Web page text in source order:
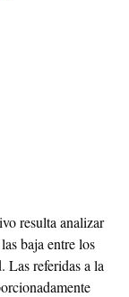
resulta analizar
baja entre los
Las referidas a la